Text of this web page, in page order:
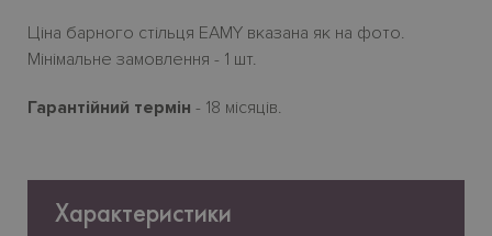
Ціна барного стільця EAMY вказана як на фото.
Мінімальне замовлення - 1 шт.
Гарантійний термін - 18 місяців.
Характеристики